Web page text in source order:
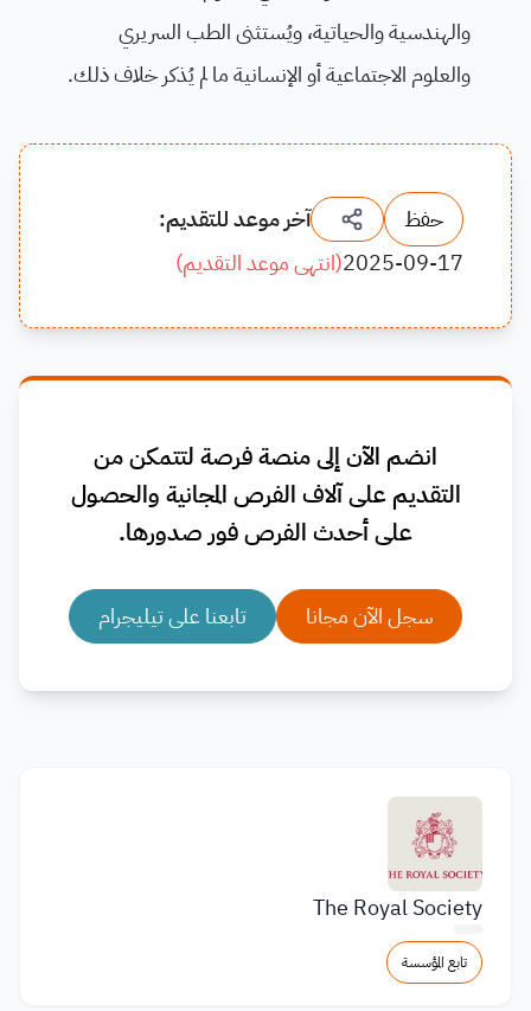
والهندسية والحياتية، ويُستثنى الطب السريري
والعلوم الاجتماعية أو الإنسانية ما لم يُذكر خلاف ذلك.
حفظ
آخر موعد للتقديم:
2025-09-17
(انتهى موعد التقديم)
انضم الآن إلى منصة فرصة لتتمكن من
التقديم على آلاف الفرص المجانية والحصول
على أحدث الفرص فور صدورها.
سجل الآن مجانا تابعنا على تيليجرام
The Royal Society
تابع المؤسسة